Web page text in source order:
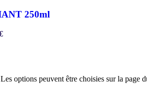
250ml
options peuvent être choisies sur la page